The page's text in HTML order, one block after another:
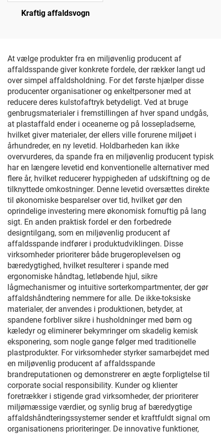
Kraftig affaldsvogn
At vælge produkter fra en miljøvenlig producent af
affaldsspande giver konkrete fordele, der rækker langt ud
over simpel affaldsholdning. For det første hjælper disse
producenter organisationer og enkeltpersoner med at
reducere deres kulstofaftryk betydeligt. Ved at bruge
genbrugsmaterialer i fremstillingen af hver spand undgås,
at plastaffald ender i oceanerne og på lossepladserne,
hvilket giver materialer, der ellers ville forurene miljøet i
århundreder, en ny levetid. Holdbarheden kan ikke
overvurderes, da spande fra en miljøvenlig producent typisk
har en længere levetid end konventionelle alternativer med
flere år, hvilket reducerer hyppigheden af udskiftning og de
tilknyttede omkostninger. Denne levetid oversættes direkte
til økonomiske besparelser over tid, hvilket gør den
oprindelige investering mere økonomisk fornuftig på lang
sigt. En anden praktisk fordel er den forbedrede
designtilgang, som en miljøvenlig producent af
affaldsspande indfører i produktudviklingen. Disse
virksomheder prioriterer både brugeroplevelsen og
bæredygtighed, hvilket resulterer i spande med
ergonomiske håndtag, letløbende hjul, sikre
lågmechanismer og intuitive sorterkompartmenter, der gør
affaldshåndtering nemmere for alle. De ikke-toksiske
materialer, der anvendes i produktionen, betyder, at
spandene forbliver sikre i husholdninger med børn og
kæledyr og eliminerer bekymringer om skadelig kemisk
eksponering, som nogle gange følger med traditionelle
plastprodukter. For virksomheder styrker samarbejdet med
en miljøvenlig producent af affaldsspande
brandreputationen og demonstrerer en ægte forpligtelse til
corporate social responsibility. Kunder og klienter
foretrækker i stigende grad virksomheder, der prioriterer
miljømæssige værdier, og synlig brug af bæredygtige
affaldshåndteringssystemer sender et kraftfuldt signal om
organisationens prioriteringer. De innovative funktioner,